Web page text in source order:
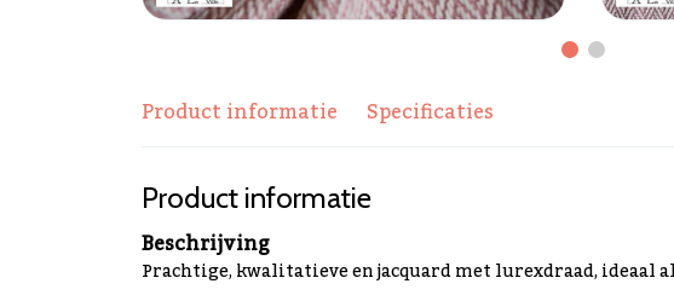
Product informatie Specificaties
Product informatie
Beschrijving
Prachtige, kwalitatieve en jacquard met lurexdraad, ideaal